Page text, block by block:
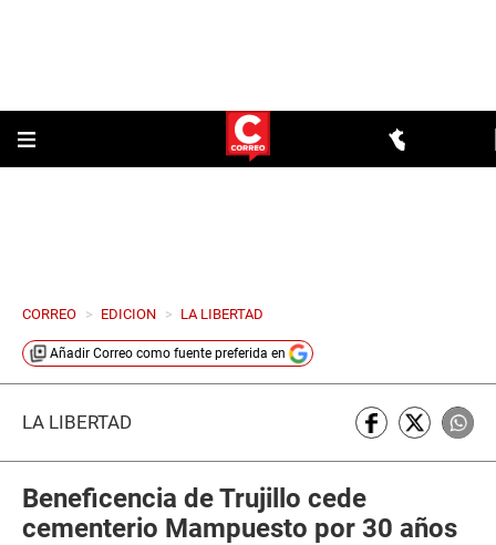
CORREO > EDICION > LA LIBERTAD
Añadir Correo como fuente preferida en
LA LIBERTAD
Beneficencia de Trujillo cede
cementerio Mampuesto por 30 años